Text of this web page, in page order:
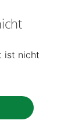
ist nicht